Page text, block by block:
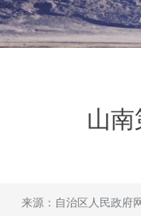
山南
来源：自治区人民政府